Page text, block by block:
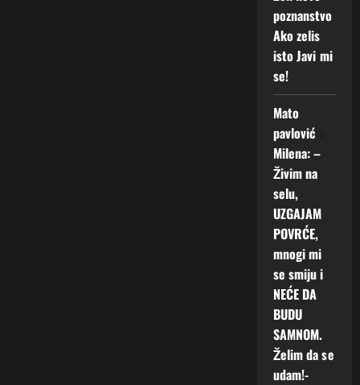
poznanstvo
Ako zelis
isto Javi mi
se!
Mato
pavlović
Milena: –
Živim na
selu,
UZGAJAM
POVRĆE,
mnogi mi
se smiju i
NEĆE DA
BUDU
SAMNOM.
Želim da se
udam!-